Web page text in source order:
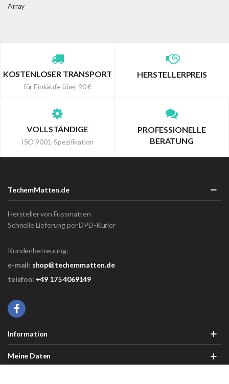
Array
KOSTENLOSER TRANSPORT
für Einkäufe über 90 €
HERSTELLERPREIS
VOLLSTÄNDIGE
ISO 9001-Spezifikation
PROFESSIONELLE
BERATUNG
TechemMatten.de
Hersteller von Fussmatten
Schnelle Lieferung per DPD-Kurier
Kundenbetreuung:
e-mail: shop@techemmatten.de
telefon: +49 175 4069149
Information
Meine Daten